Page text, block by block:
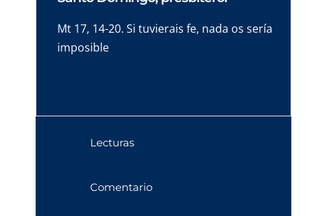
Mt 17, 14-20. Si tuvierais fe, nada os sería
imposible
Lecturas
Comentario